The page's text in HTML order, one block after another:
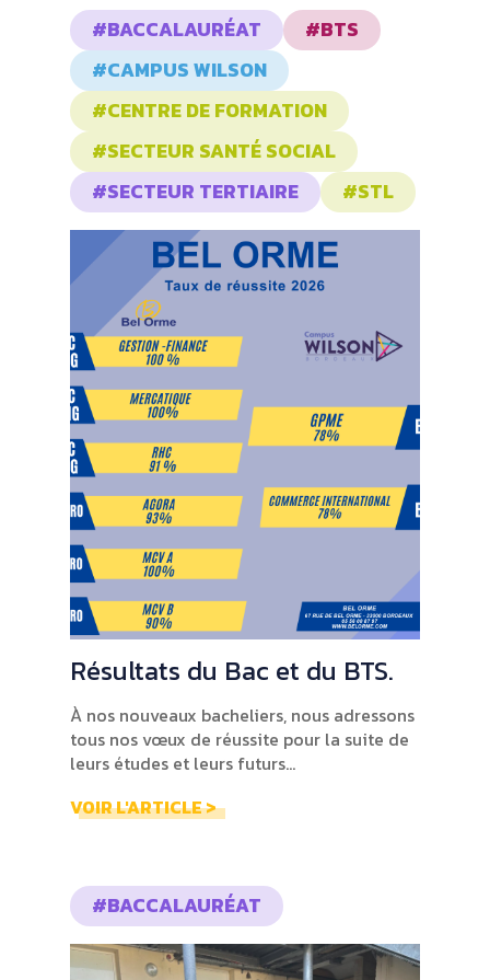
#BACCALAURÉAT
#BTS
#CAMPUS WILSON
#CENTRE DE FORMATION
#SECTEUR SANTÉ SOCIAL
#SECTEUR TERTIAIRE
#STL
Résultats du Bac et du BTS.
À nos nouveaux bacheliers, nous adressons
tous nos vœux de réussite pour la suite de
leurs études et leurs futurs...
VOIR L'ARTICLE >
#BACCALAURÉAT